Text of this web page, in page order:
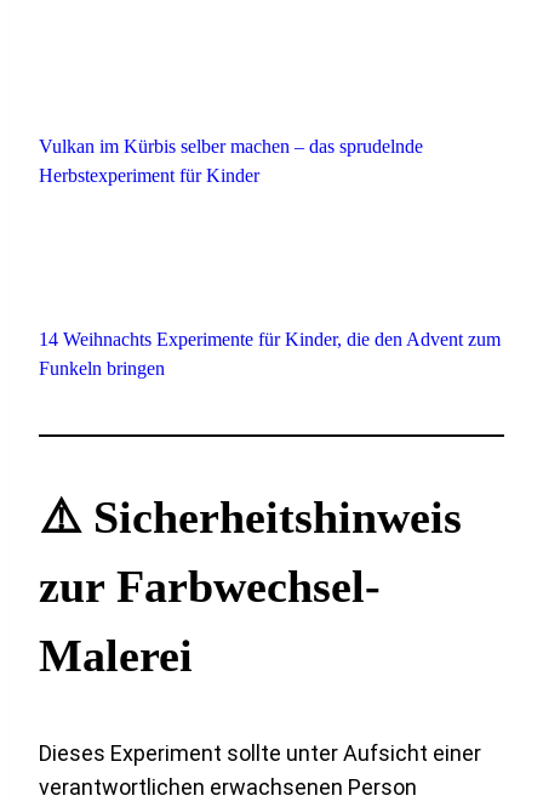
Vulkan im Kürbis selber machen – das sprudelnde
Herbstexperiment für Kinder
14 Weihnachts Experimente für Kinder, die den Advent zum
Funkeln bringen
⚠️ Sicherheitshinweis
zur Farbwechsel-
Malerei
Dieses Experiment sollte unter Aufsicht einer
verantwortlichen erwachsenen Person